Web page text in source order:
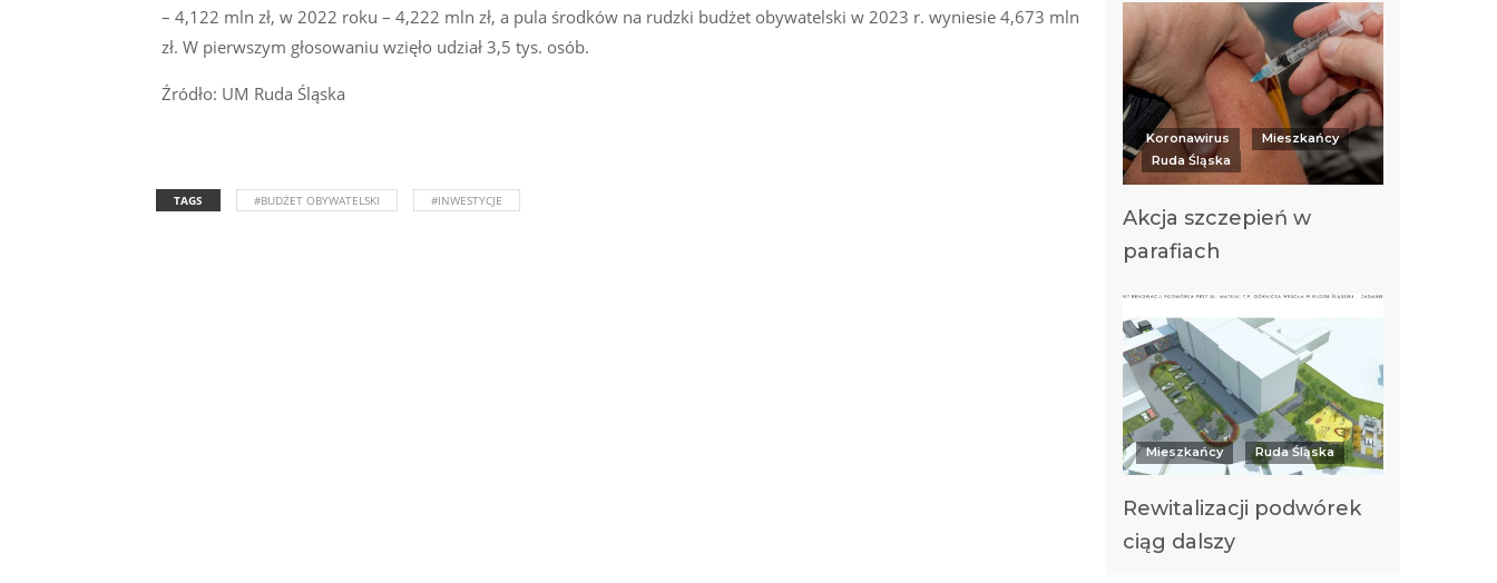
– 4,122 mln zł, w 2022 roku – 4,222 mln zł, a pula środków na rudzki budżet obywatelski w 2023 r. wyniesie 4,673 mln
zł. W pierwszym głosowaniu wzięło udział 3,5 tys. osób.
Źródło: UM Ruda Śląska
TAGS #BUDŻET OBYWATELSKI #INWESTYCJE
Koronawirus
Mieszkańcy
Ruda Śląska
Akcja szczepień w
parafiach
Mieszkańcy Ruda Śląska
Rewitalizacji podwórek
ciąg dalszy